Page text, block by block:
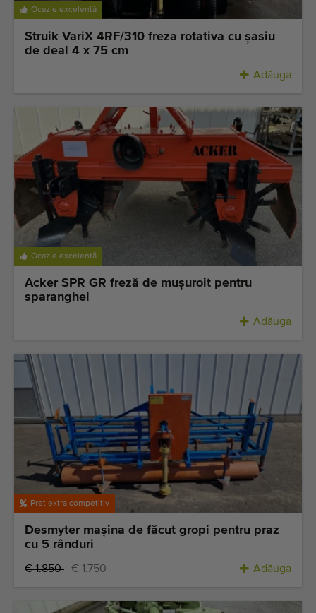
Ocazie excelentă
Struik VariX 4RF/310 freza rotativa cu șasiu
de deal 4 x 75 cm
Adăuga
Ocazie excelentă
Acker SPR GR freză de muşuroit pentru
sparanghel
Adăuga
Pret extra competitiv
Desmyter maşina de făcut gropi pentru praz
cu 5 rânduri
€ 1.850 € 1.750 Adăuga